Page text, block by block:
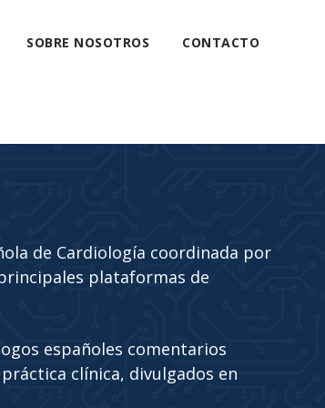
SOBRE NOSOTROS CONTACTO
de Cardiología coordinada por
plataformas de
españoles comentarios
clínica, divulgados en